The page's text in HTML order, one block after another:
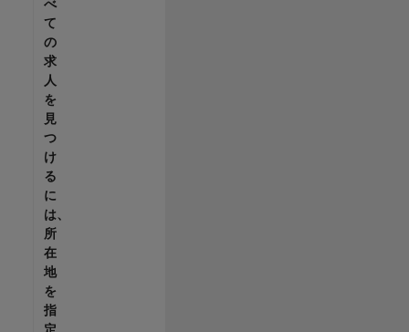
べ
て
の
求
人
を
見
つ
け
る
に
は、
所
在
地
を
指